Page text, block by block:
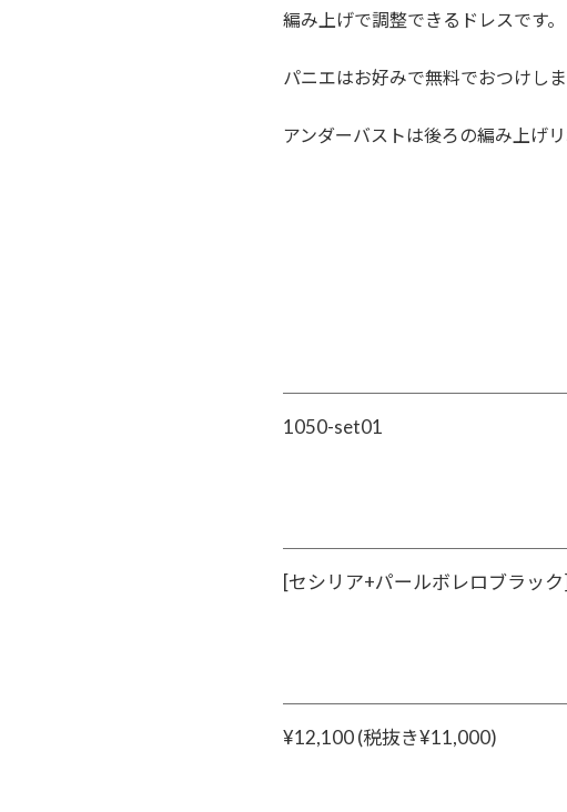
編み上げで調整できるドレスです。
パニエはお好みで無料でおつけしま
アンダーバストは後ろの編み上げリ
1050-set01
[セシリア+パールボレロブラッ
¥12,100 (税抜き¥11,000)